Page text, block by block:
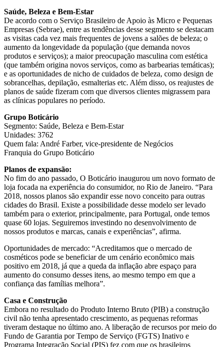
Saúde, Beleza e Bem-Estar
De acordo com o Serviço Brasileiro de Apoio às Micro e Pequenas
Empresas (Sebrae), entre as tendências desse segmento se destacam
as visitas cada vez mais frequentes de jovens a salões de beleza; o
aumento da longevidade da população (que demanda novos
produtos e serviços); a maior preocupação masculina com estética
(que também origina novos serviços, como as barbearias temáticas);
e as oportunidades de nicho de cuidados de beleza, como design de
sobrancelhas, depilação, esmalterias etc. Além disso, os reajustes de
planos de saúde fizeram com que diversos clientes migrassem para
as clínicas populares no período.
Grupo Boticário
Segmento: Saúde, Beleza e Bem-Estar
Unidades: 3762
Quem fala: André Farber, vice-presidente de Negócios
Franquia do Grupo Boticário
Planos de expansão:
No fim do ano passado, O Boticário inaugurou um novo formato de
loja focada na experiência do consumidor, no Rio de Janeiro. “Para
2018, nossos planos são expandir esse novo conceito para outras
cidades do Brasil. Existe a possibilidade desse modelo ser levado
também para o exterior, principalmente, para Portugal, onde temos
quase 60 lojas. Seguiremos investindo no desenvolvimento de
nossos produtos e marcas, canais e experiências”, afirma.
Oportunidades de mercado: “Acreditamos que o mercado de
cosméticos pode se beneficiar de um cenário econômico mais
positivo em 2018, já que a queda da inflação abre espaço para
aumento do consumo desses itens, ao mesmo tempo em que a
confiança das famílias melhora”.
Casa e Construção
Embora no resultado do Produto Interno Bruto (PIB) a construção
civil não tenha apresentado crescimento, as pequenas reformas
tiveram destaque no último ano. A liberação de recursos por meio do
Fundo de Garantia por Tempo de Serviço (FGTS) Inativo e
Programa Integração Social (PIS) fez com que os brasileiros